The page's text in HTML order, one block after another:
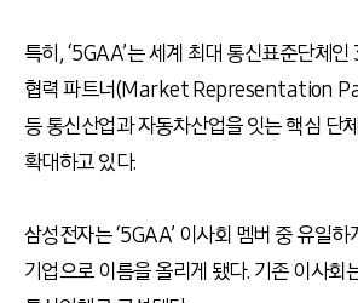
특히, ‘5GAA’는 세계 최대 통신표준단체
협력 파트너(Market Representation
등 통신산업과 자동차산업을 잇는 핵심 단
확대하고 있다.
삼성전자는 ‘5GAA’ 이사회 멤버 중 유일
기업으로 이름을 올리게 됐다. 기존 이사회